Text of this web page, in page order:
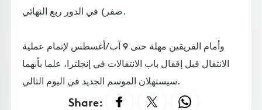
صفر) في الدور ربع النهائي.
وأمام الفريقين مهلة حتى 9 آب/أغسطس لإتمام عملية
الانتقال قبل إقفال باب الانتقالات في إنجلترا، علما بأنهما
سيستهلان الموسم الجديد في اليوم التالي.
Share: